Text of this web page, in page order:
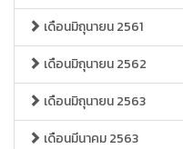
เดือนมิถุนายน 2561
เดือนมิถุนายน 2562
เดือนมิถุนายน 2563
เดือนมีนาคม 2563